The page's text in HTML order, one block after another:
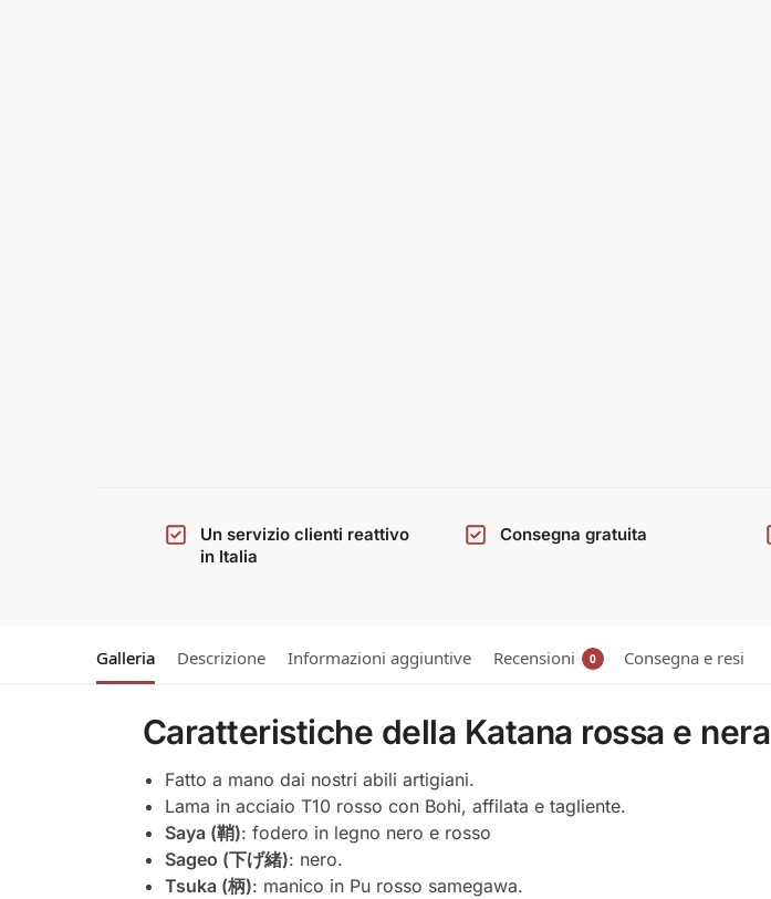
Un servizio clienti reattivo
in Italia
Consegna gratuita
Galleria Descrizione Informazioni aggiuntive Recensioni 0 Consegna e resi
Caratteristiche della Katana rossa e nera
Fatto a mano dai nostri abili artigiani.
Lama in acciaio T10 rosso con Bohi, affilata e tagliente.
Saya (鞘): fodero in legno nero e rosso
Sageo (下げ緒): nero.
Tsuka (柄): manico in Pu rosso samegawa.